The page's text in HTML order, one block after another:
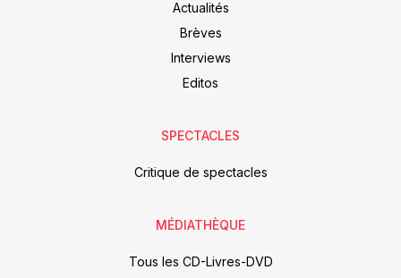
Actualités
Brèves
Interviews
Editos
SPECTACLES
Critique de spectacles
MÉDIATHÈQUE
Tous les CD-Livres-DVD